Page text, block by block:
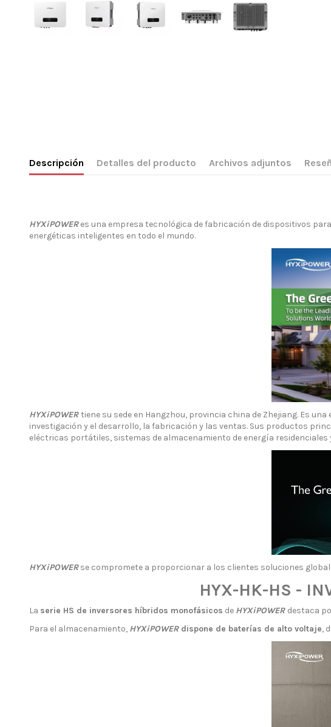
Descripción Detalles del producto Archivos adjuntos
HYXiPOWERes una empresa tecnológica de fabricación de dispositivos
energéticas inteligentes en todo el mundo.
HYXiPOWERtiene su sede en Hangzhou, provincia china de Zhejiang. Es
investigación y el desarrollo, la fabricación y las ventas. Sus productos
eléctricas portátiles, sistemas de almacenamiento de energía
HYXiPOWERse compromete a proporcionar a los clientes soluciones
HYX-HK-HS -
La serie HS de inversores híbridos monofásicos de HYXiPOWER destaca
Para el almacenamiento, HYXiPOWER dispone de baterías de alto voltaje,